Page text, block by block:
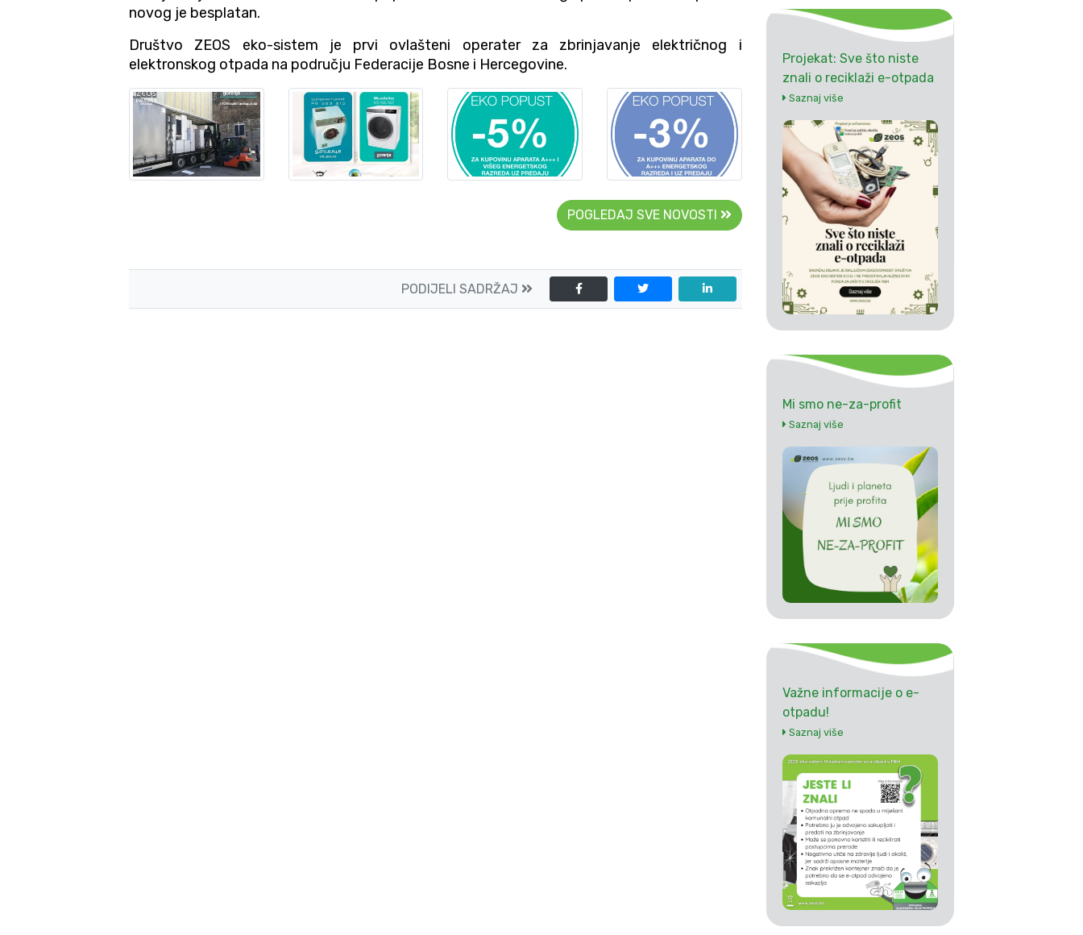
novog je besplatan.
Društvo ZEOS eko-sistem je prvi ovlašteni operater za zbrinjavanje električnog i
elektronskog otpada na području Federacije Bosne i Hercegovine.
POGLEDAJ SVE NOVOSTI
PODIJELI SADRŽAJ
Projekat: Sve što niste
znali o reciklaži e-otpada
Saznaj više
Mi smo ne-za-profit
Saznaj više
Važne informacije o e-
otpadu!
Saznaj više